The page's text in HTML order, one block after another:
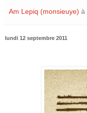
Am Lepiq (monsieuye) à
lundi 12 septembre 2011